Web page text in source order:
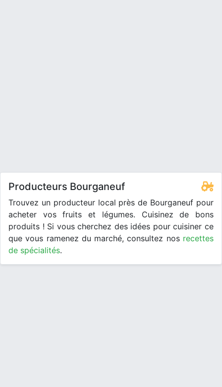
Producteurs Bourganeuf
Trouvez un producteur local près de Bourganeuf pour
acheter vos fruits et légumes. Cuisinez de bons
produits ! Si vous cherchez des idées pour cuisiner ce
que vous ramenez du marché, consultez nos recettes
de spécialités.